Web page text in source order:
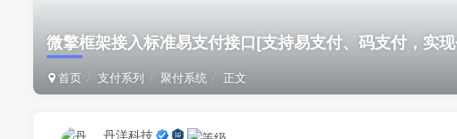
微擎框架接入标准易支付接口[支持易支付、码支付，实
首页 支付系列 聚付系统 正文
丹洋科技